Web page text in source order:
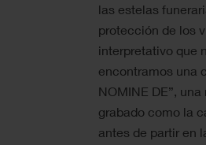
las estelas
protección de los
interpretativo que
encontramos una
NOMINE DE”,
grabado como la
antes de partir en